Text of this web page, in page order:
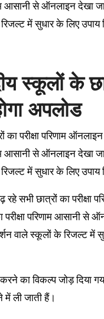
आसानी से ऑनलाइन देखा
में सुधार के लिए उपाय
स्कूलों के
अपलोड
परीक्षा परिणाम ऑनलाइन
आसानी से ऑनलाइन देखा
में सुधार के लिए उपाय
सभी छात्रों का परीक्षा
परीक्षा परिणाम आसानी से
वाले स्कूलों के रिजल्ट में
का विकल्प जोड़ दिया गया
में ली जाती हैं।